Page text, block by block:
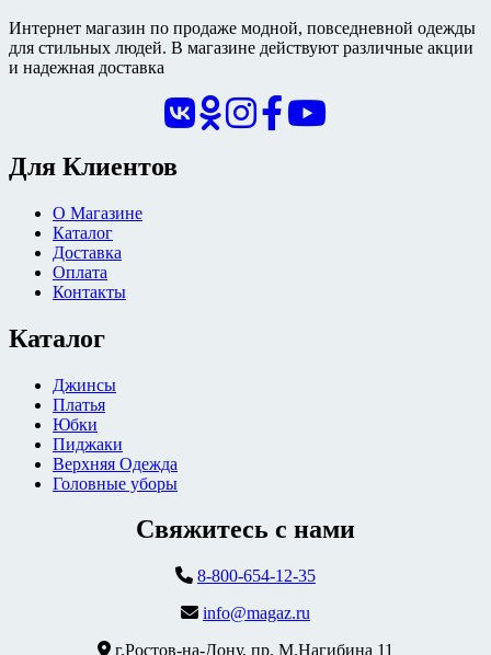
Интернет магазин по продаже модной, повседневной одежды
для стильных людей. В магазине действуют различные акции
и надежная доставка
Для Клиентов
О Магазине
Каталог
Доставка
Оплата
Контакты
Каталог
Джинсы
Платья
Юбки
Пиджаки
Верхняя Одежда
Головные уборы
Свяжитесь с нами
8-800-654-12-35
info@magaz.ru
г.Ростов-на-Дону, пр. М.Нагибина 11